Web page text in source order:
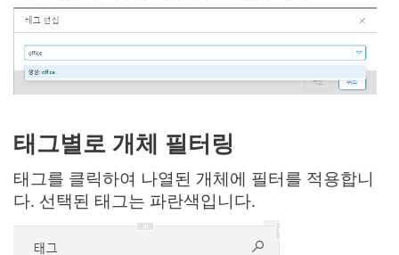
태그별로 개체 필터링
태그를 클릭하여 나열된 개체에 필터를 적용합니
다. 선택된 태그는 파란색입니다.